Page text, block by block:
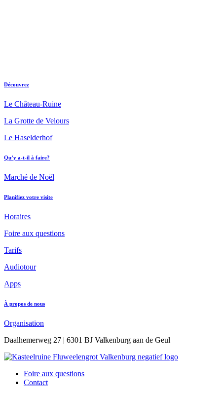
Découvrez
Le Château-Ruine
La Grotte de Velours
Le Haselderhof
Qu’y a-t-il à faire?
Marché de Noël
Planifiez votre visite
Horaires
Foire aux questions
Tarifs
Audiotour
Apps
À propos de nous
Organisation
Daalhemerweg 27 | 6301 BJ Valkenburg aan de Geul
Foire aux questions
Contact